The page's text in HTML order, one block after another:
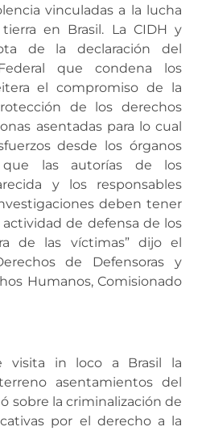
vinculadas a la lucha
en Brasil. La CIDH y
de la declaración del
que condena los
el compromiso de la
de los derechos
asentadas para lo cual
desde los órganos
que las autorías de los
y los responsables
deben tener
de defensa de los
de las víctimas” dijo el
de Defensoras y
Humanos, Comisionado
visita in loco a Brasil la
asentamientos del
sobre la criminalización de
por el derecho a la